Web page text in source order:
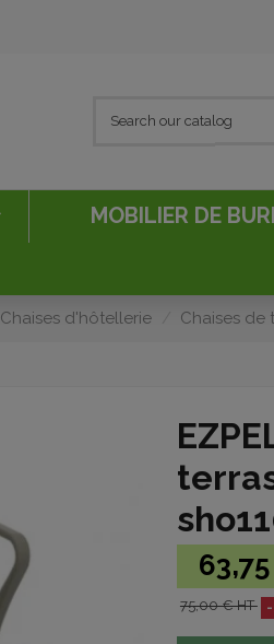
MOBILIER DE
Chaises d'hôtellerie Chaises de
75,00 € HT